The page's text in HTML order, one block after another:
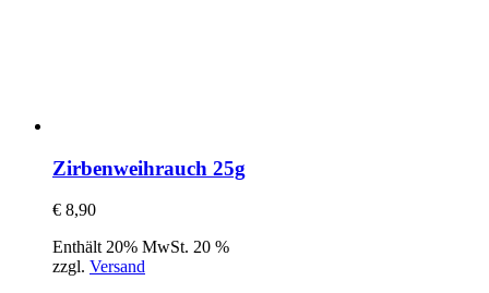
Zirbenweihrauch 25g
€ 8,90
Enthält 20% MwSt. 20 %
zzgl. Versand